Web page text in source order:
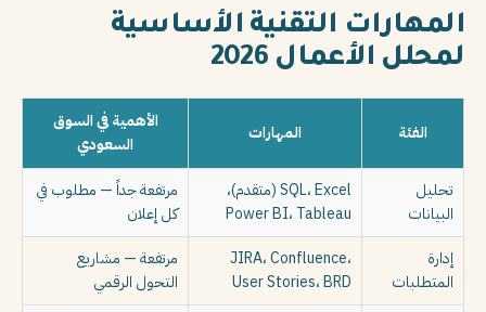
المهارات التقنية الأساسية
لمحلل الأعمال 2026
الفئة المهارات
الأهمية في السوق
السعودي
تحليل
البيانات
SQL، Excel (متقدم)،
Power BI، Tableau
مرتفعة جداً — مطلوب في
كل إعلان
إدارة
المتطلبات
JIRA، Confluence،
User Stories، BRD
مرتفعة — مشاريع
التحول الرقمي